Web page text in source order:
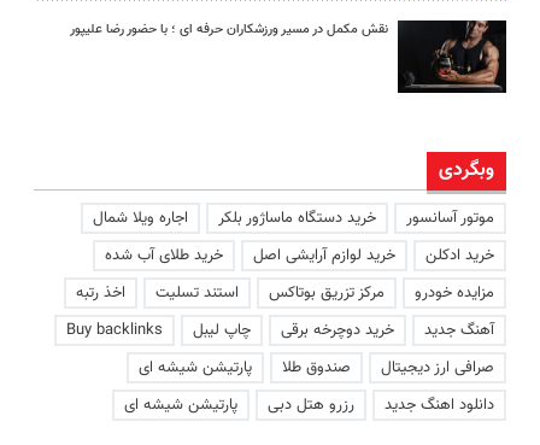
نقش مکمل در مسیر ورزشکاران حرفه ای ؛ با حضور رضا علیپور
وبگردی
موتور آسانسور خرید دستگاه ماساژور بلکر
اجاره ویلا شمال
خرید ادکلن
خرید لوازم آرایشی اصل
خرید طلای آب شده
مزایده خودرو
مرکز تزریق بوتاکس استند تسلیت
اخذ رتبه
آهنگ جدید
خرید دوچرخه برقی چاپ لیبل
Buy backlinks
صرافی ارز دیجیتال
صندوق طلا
پارتیشن شیشه ای
دانلود اهنگ جدید
رزرو هتل دبی پارتیشن شیشه ای